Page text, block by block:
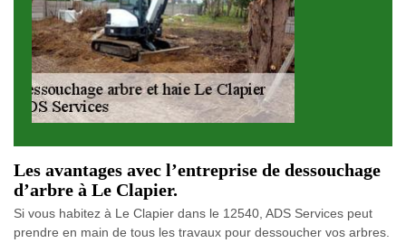
Les avantages avec l’entreprise de dessouchage
d’arbre à Le Clapier.
Si vous habitez à Le Clapier dans le 12540, ADS Services peut
prendre en main de tous les travaux pour dessoucher vos arbres.